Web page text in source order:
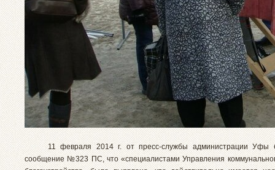
11 февраля 2014 г. от пресс-службы администрации Уфы
сообщение №323 ПС, что «специалистами Управления